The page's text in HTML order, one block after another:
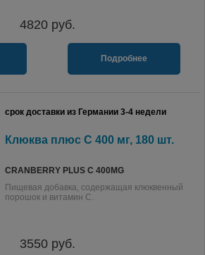
4820руб.
Подробнее
срок доставки из Германии 3-4 недели
Клюква плюс C 400 мг, 180 шт.
CRANBERRY PLUS C 400MG
Пищевая добавка, содержащая клюквенный
порошок и витамин С.
3550руб.